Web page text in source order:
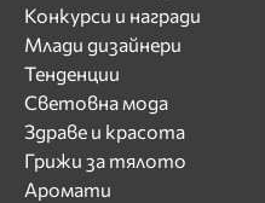
Конкурси и награди
Млади дизайнери
Тенденции
Световна мода
Здраве и красота
Грижи за тялото
Аромати